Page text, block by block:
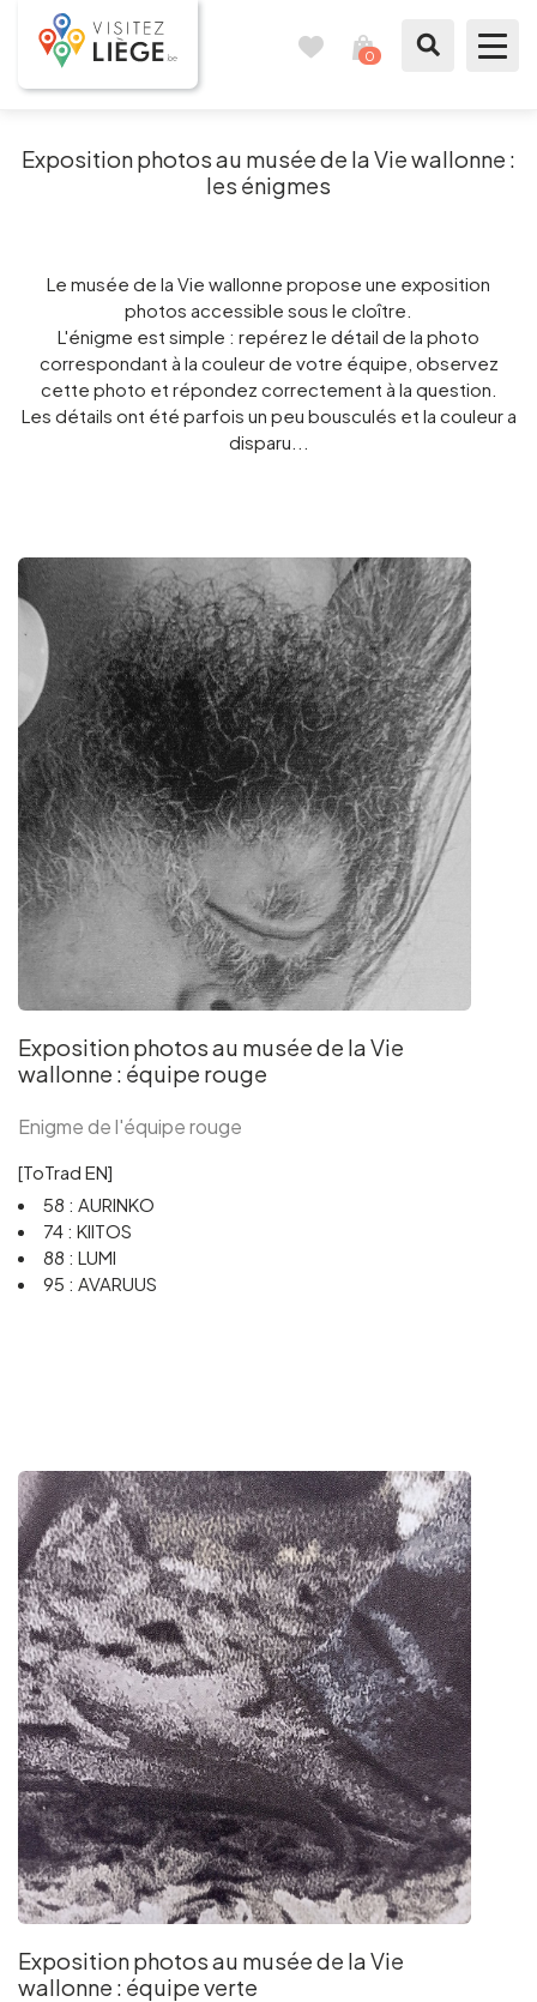
0
Our suggestions
City of Liège
Follow us
Groups and tour operators
FR EN NL DE
Exposition photos au musée de la Vie wallonne :
les énigmes
Le musée de la Vie wallonne propose une exposition
photos accessible sous le cloître.
L'énigme est simple : repérez le détail de la photo
correspondant à la couleur de votre équipe, observez
cette photo et répondez correctement à la question.
Les détails ont été parfois un peu bousculés et la couleur a
disparu...
Exposition photos au musée de la Vie
wallonne : équipe rouge
Enigme de l'équipe rouge
[ToTrad EN]
58 : AURINKO
74 : KIITOS
88 : LUMI
95 : AVARUUS
Exposition photos au musée de la Vie
wallonne : équipe verte